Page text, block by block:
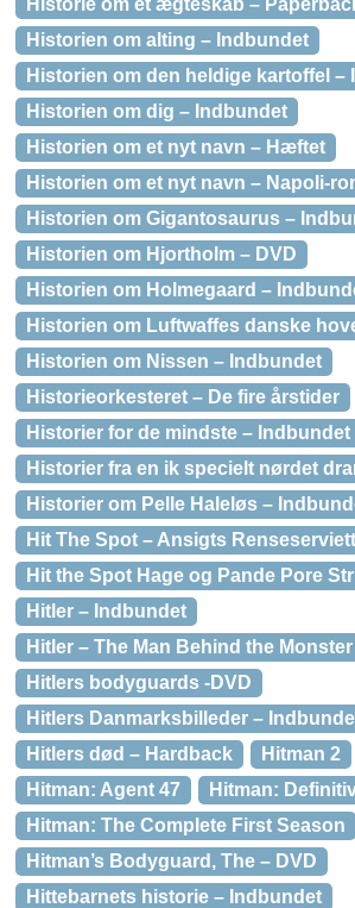
Historie om et ægteskab –
Historien om alting – Indbundet
Historien om den heldige kartoffel –
Historien om dig – Indbundet
Historien om et nyt navn – Hæftet
Historien om et nyt navn – Napoli-
Historien om Gigantosaurus –
Historien om Hjortholm – DVD
Historien om Holmegaard –
Historien om Luftwaffes danske
Historien om Nissen – Indbundet
Historieorkesteret – De fire årstider
Historier for de mindste – Indbundet
Historier fra en ik specielt nørdet
Historier om Pelle Haleløs –
Hit The Spot – Ansigts
Hit the Spot Hage og Pande Pore
Hitler – Indbundet
Hitler – The Man Behind the Monster
Hitlers bodyguards -DVD
Hitlers Danmarksbilleder –
Hitlers død – Hardback
Hitman 2
Hitman: Agent 47
Hitman:
Hitman: The Complete First Season
Hitman’s Bodyguard, The – DVD
Hittebarnets historie – Indbundet